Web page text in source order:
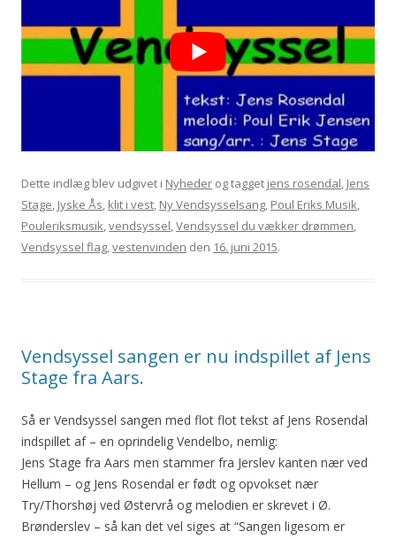
Dette indlæg blev udgivet i Nyheder og tagget jens rosendal, Jens
Stage, Jyske Ås, klit i vest, Ny Vendsysselsang, Poul Eriks Musik,
Pouleriksmusik,vendsyssel,Vendsyssel du vækker drømmen,
Vendsyssel flag,vestenvinden den 16. juni 2015.
Vendsyssel sangen er nu indspillet af Jens
Stage fra Aars.
Så er Vendsyssel sangen med flot flot tekst af Jens Rosendal
indspillet af – en oprindelig Vendelbo, nemlig:
Jens Stage fra Aars men stammer fra Jerslev kanten nær ved
Hellum – og Jens Rosendal er født og opvokset nær
Try/Thorshøj ved Østervrå og melodien er skrevet i Ø.
Brønderslev – så kan det vel siges at “Sangen ligesom er